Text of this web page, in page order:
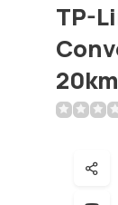
TP-
20km